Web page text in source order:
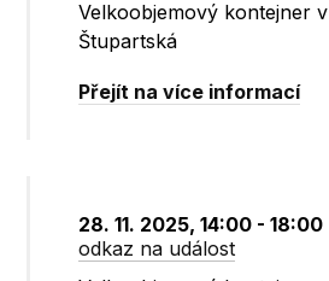
Velkoobjemový kontejner
Štupartská
Přejít na více informací
28. 11. 2025, 14:00 - 18:00
odkaz na událost